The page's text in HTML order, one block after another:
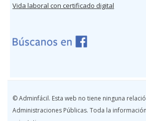
Vida laboral con certificado digital
© Adminfácil. Esta web no tiene ninguna
Administraciones Públicas. Toda la